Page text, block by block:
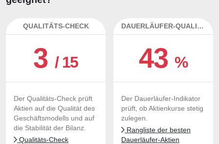
QUALITÄTS-CHECK
3/ 15
Der Qualitäts-Check prüft
Aktien auf die Qualität des
Geschäftsmodells und auf
die Stabilität der Bilanz.
Qualitäts-Check
DAUERLÄUFER-QUALITÄTEN
43%
Der Dauerläufer-Indikator
prüft, ob Aktienkurse stetig
zulegen.
Rangliste der besten
Dauerläufer-Aktien